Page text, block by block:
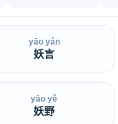
yāo yán
妖言
yāo yě
妖野